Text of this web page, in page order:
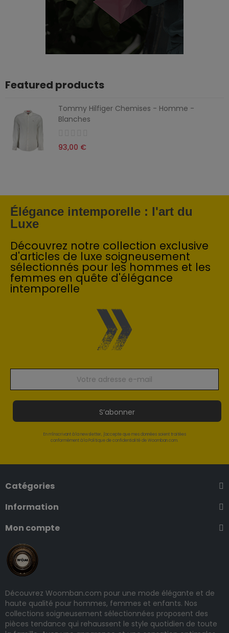
Featured products
Tommy Hilfiger Chemises - Homme -
Blanches
93,00 €
Élégance intemporelle : l'art du
Luxe
Découvrez notre collection exclusive
d'articles de luxe soigneusement
sélectionnés pour les hommes et les
femmes en quête d'élégance
intemporelle
S’abonner
En m'inscrivant à la newsletter, j'accepte que mes données soient traitées
conformément à la Politique de confidentialité de Woomban.com.
Catégories
Information
Mon compte
Découvrez Woomban.com pour une mode élégante et de
haute qualité pour hommes, femmes et enfants. Nos
collections soigneusement sélectionnées proposent des
pièces tendance qui rehaussent le style quotidien de toute